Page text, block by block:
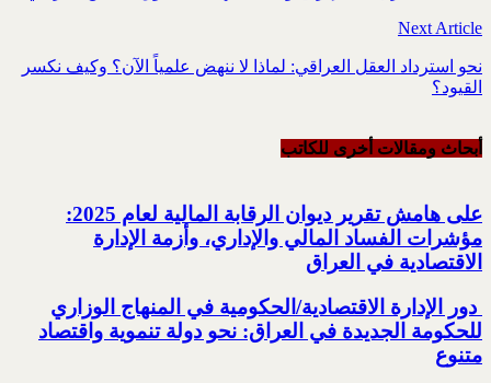
Next Article
نحو استرداد العقل العراقي: لماذا لا ننهض علمياً الآن؟ وكيف نكسر
القيود؟
أبحاث ومقالات أخرى للکاتب
على هامش تقرير ديوان الرقابة المالية لعام 2025:
مؤشرات الفساد المالي والإداري، وأزمة الإدارة
الاقتصادية في العراق
‏ دور الإدارة الاقتصادية/الحكومية في المنهاج الوزاري
للحكومة الجديدة في العراق: ‏نحو دولة تنموية واقتصاد
متنوع